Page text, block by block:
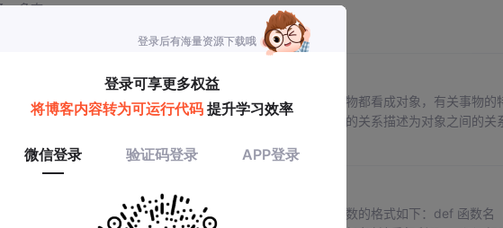
、多态。
面向对象（一）
对象程序设计从人们的思维习惯出发，把客观世界中的一切事物都看成对象，有关事物的
象的描述，事物的具体描述即为某个动物或植物等，事物之间的关系描述为对象之间的关
高效、简洁、统一。
：是组织好的可重复使用的，用来实现特定功能的代码段。函数的格式如下：def 函数名